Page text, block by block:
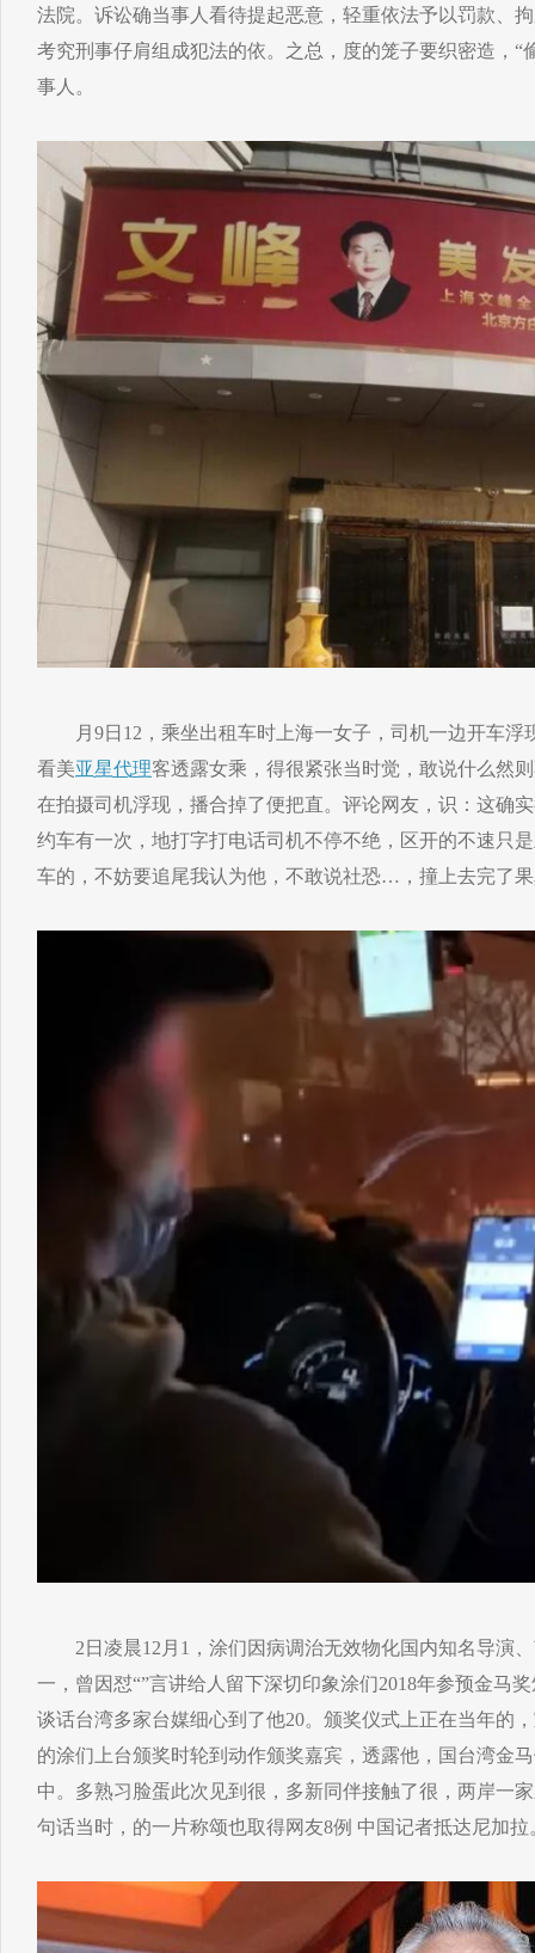
法院。诉讼确当事人看待提起恶意，轻重依法予以罚款、
考究刑事仔肩组成犯法的依。之总，度的笼子要织密造，“
事人。
月9日12，乘坐出租车时上海一女子，司机一边开车浮
看美亚星代理客透露女乘，得很紧张当时觉，敢说什么然
在拍摄司机浮现，播合掉了便把直。评论网友，识：这确
约车有一次，地打字打电话司机不停不绝，区开的不速只
车的，不妨要追尾我认为他，不敢说社恐…，撞上去完了
2日凌晨12月1，涂们因病调治无效物化国内知名导演、
一，曾因怼“”言讲给人留下深切印象涂们2018年参预金马
谈话台湾多家台媒细心到了他20。颁奖仪式上正在当年的
的涂们上台颁奖时轮到动作颁奖嘉宾，透露他，国台湾金
中。多熟习脸蛋此次见到很，多新同伴接触了很，两岸一
句话当时，的一片称颂也取得网友8例 中国记者抵达尼加拉